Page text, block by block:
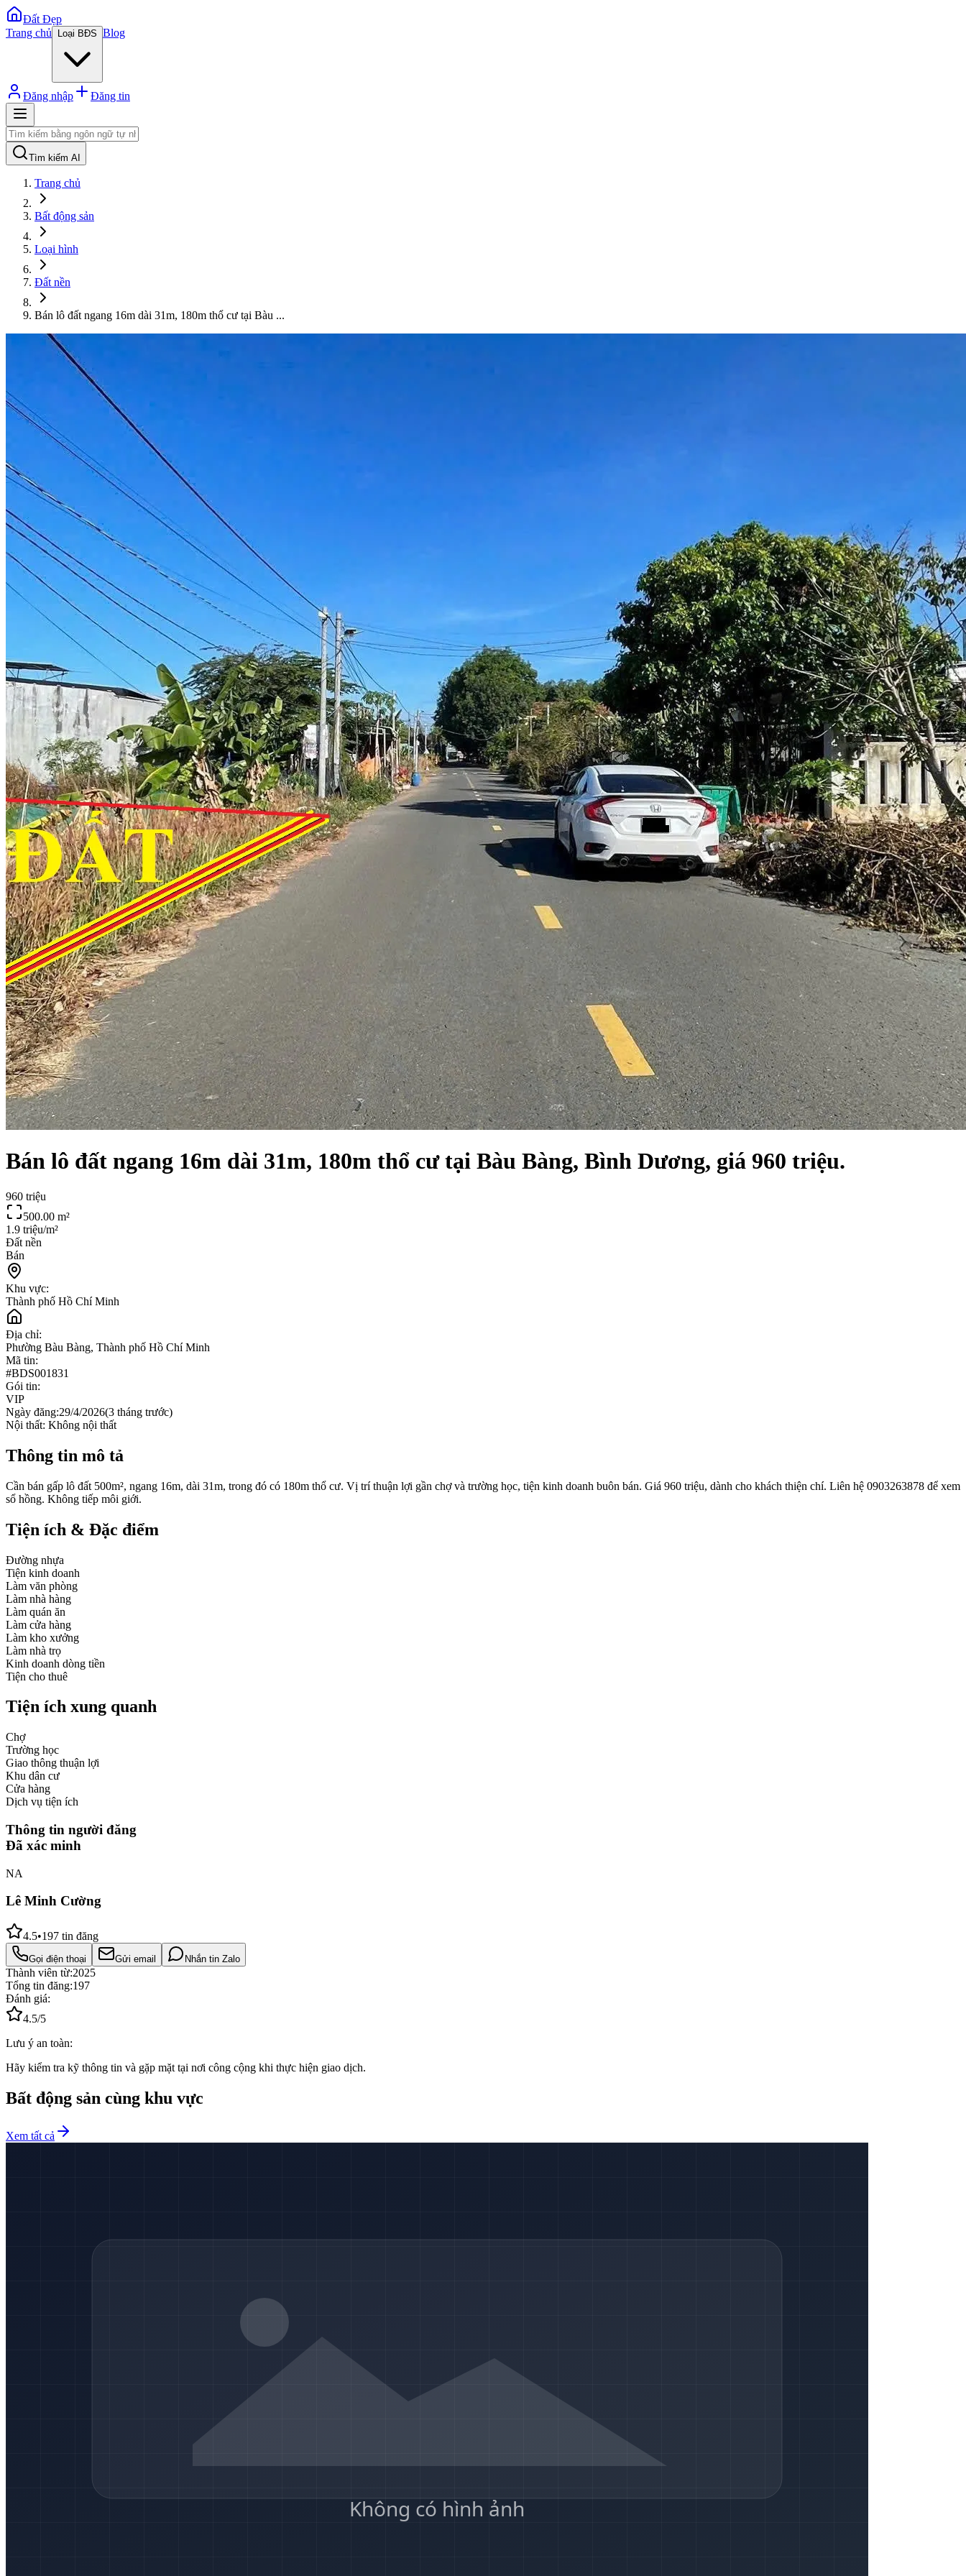
Đất Đẹp
Trang chủ
Loại BĐS Blog
Đăng nhập Đăng tin
Tìm kiếm AI
Trang chủ
Bất động sản
Loại hình
Đất nền
Bán lô đất ngang 16m dài 31m, 180m thổ cư tại Bàu ...
Bán lô đất ngang 16m dài 31m, 180m thổ cư tại Bàu Bàng, Bình Dương, giá 960 triệu.
960 triệu
500.00 m²
1.9 triệu/m²
Đất nền
Bán
Khu vực:
Thành phố Hồ Chí Minh
Địa chỉ:
Phường Bàu Bàng, Thành phố Hồ Chí Minh
Mã tin:
#BDS001831
Gói tin:
VIP
Ngày đăng:29/4/2026(3 tháng trước)
Nội thất: Không nội thất
Thông tin mô tả
Cần bán gấp lô đất 500m², ngang 16m, dài 31m, trong đó có 180m thổ cư. Vị trí thuận lợi gần chợ và trường học, tiện kinh doanh buôn bán. Giá 960 triệu, dành cho khách thiện chí. Liên hệ 0903263878 để xem
sổ hồng. Không tiếp môi giới.
Tiện ích & Đặc điểm
Đường nhựa
Tiện kinh doanh
Làm văn phòng
Làm nhà hàng
Làm quán ăn
Làm cửa hàng
Làm kho xưởng
Làm nhà trọ
Kinh doanh dòng tiền
Tiện cho thuê
Tiện ích xung quanh
Chợ
Trường học
Giao thông thuận lợi
Khu dân cư
Cửa hàng
Dịch vụ tiện ích
Thông tin người đăng
Đã xác minh
NA
Lê Minh Cường
4.5•197 tin đăng
Gọi điện thoại Gửi email Nhắn tin Zalo
Thành viên từ:2025
Tổng tin đăng:197
Đánh giá:
4.5/5
Lưu ý an toàn:
Hãy kiểm tra kỹ thông tin và gặp mặt tại nơi công cộng khi thực hiện giao dịch.
Bất động sản cùng khu vực
Xem tất cả